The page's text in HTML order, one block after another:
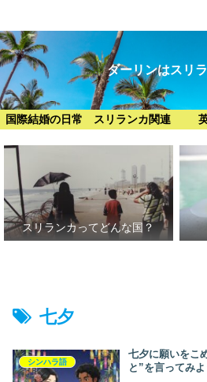
ダーリンはスリ
国際結婚の日常 スリランカ関連
スリランカってどんな国？
七夕
シンハラ語
七夕に願いをこ
と”を言ってみよ